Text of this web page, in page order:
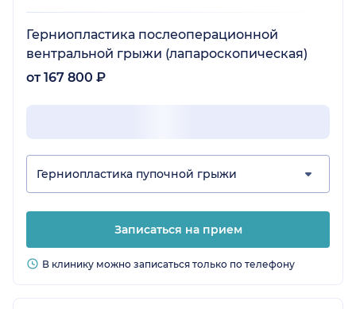
Герниопластика послеоперационной
вентральной грыжи (лапароскопическая)
от 167 800 ₽
Герниопластика пупочной грыжи
Записаться на прием
В клинику можно записаться только по телефону